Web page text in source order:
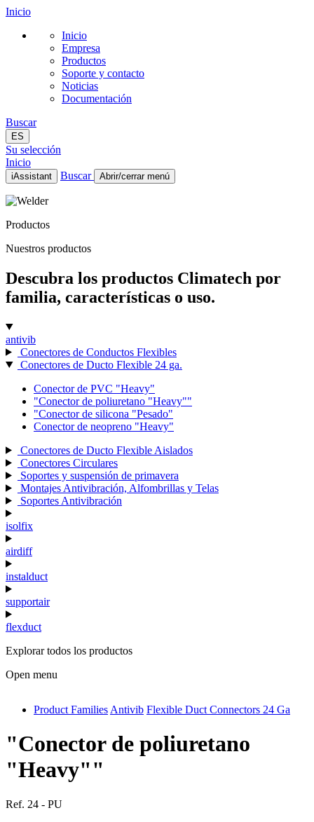
Inicio
Inicio
Empresa
Productos
Soporte y contacto
Noticias
Documentación
Buscar
ES
Su selección
Inicio
iAssistant Buscar Abrir/cerrar menú
Inicio
Productos
Noticias
ES
Productos
Nuestros productos
Descubra los productos Climatech por
familia, características o uso.
antivib
Conectores de Conductos Flexibles
Conectores de Ducto Flexible 24 ga.
Conector de PVC "Heavy"
"Conector de poliuretano "Heavy""
"Conector de silicona "Pesado"
Conector de neopreno "Heavy"
Conectores de Ducto Flexible Aislados
Conectores Circulares
Soportes y suspensión de primavera
Montajes Antivibración, Alfombrillas y Telas
Soportes Antivibración
isolfix
airdiff
instalduct
supportair
flexduct
Explorar todos los productos
Open menu
antivib
airdiff
supportair
Product Families Antivib Flexible Duct Connectors 24 Ga
"Conector de poliuretano
"Heavy""
Ref. 24 - PU